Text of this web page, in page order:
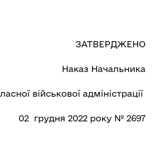
ЗАТВЕРДЖЕНО
Наказ Начальника
військової адміністрації
02 грудня 2022 року № 2697